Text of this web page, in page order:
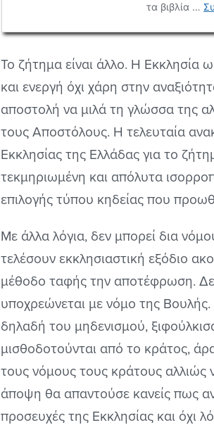
Το ζήτημα είναι άλλο. Η Εκκλησία
και ενεργή όχι χάρη στην
αποστολή να μιλά τη γλώσσα της
τους Αποστόλους. Η τελευταία
Εκκλησίας της Ελλάδας για το
τεκμηριωμένη και απόλυτα
επιλογής τύπου κηδείας που
Με άλλα λόγια, δεν μπορεί δια
τελέσουν εκκλησιαστική εξόδιο
μέθοδο ταφής την αποτέφρωση.
υποχρεώνεται με νόμο της Βουλής.
δηλαδή του μηδενισμού,
μισθοδοτούνται από το κράτος,
τους νόμους τους κράτους
άποψη θα απαντούσε κανείς πως
προσευχές της Εκκλησίας και όχι